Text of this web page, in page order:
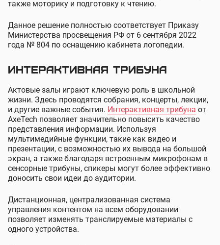
также моторику и подготовку к чтению.
Данное решение полностью соответствует Приказу
Министерства просвещения РФ от 6 сентября 2022
года № 804 по оснащению кабинета логопедии.
Интерактивная трибуна
Актовые залы играют ключевую роль в школьной
жизни. Здесь проводятся собрания, концерты, лекции,
и другие важные события. Интерактивная трибуна от
AxeTech позволяет значительно повысить качество
представления информации. Используя
мультимедийные функции, такие как видео и
презентации, с возможностью их вывода на большой
экран, а также благодаря встроенным микрофонам в
сенсорные трибуны, спикеры могут более эффективно
доносить свои идеи до аудитории.
Дистанционная, централизованная система
управления контентом на всем оборудовании
позволяет изменять транслируемые материалы с
одного устройства.